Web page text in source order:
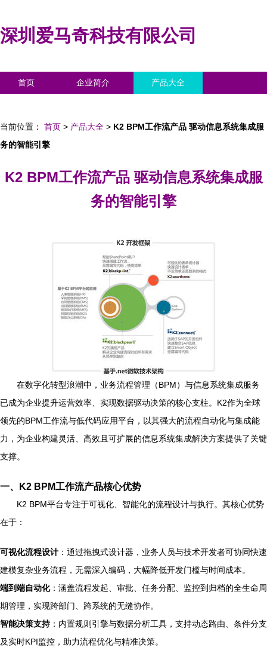
深圳爱马奇科技有限公司
首页 企业简介 产品大全
当前位置： 首页 > 产品大全 > K2 BPM工作流产品 驱动信息系统集成服
务的智能引擎
K2 BPM工作流产品 驱动信息系统集成服
务的智能引擎
在数字化转型浪潮中，业务流程管理（BPM）与信息系统集成服务
已成为企业提升运营效率、实现数据驱动决策的核心支柱。K2作为全球
领先的BPM工作流与低代码应用平台，以其强大的流程自动化与集成能
力，为企业构建灵活、高效且可扩展的信息系统集成解决方案提供了关键
支撑。
一、K2 BPM工作流产品核心优势
K2 BPM平台专注于可视化、智能化的流程设计与执行。其核心优势
在于：
可视化流程设计 ：通过拖拽式设计器，业务人员与技术开发者可协同快速
建模复杂业务流程，无需深入编码，大幅降低开发门槛与时间成本。
端到端自动化：涵盖流程发起、审批、任务分配、监控到归档的全生命周
期管理，实现跨部门、跨系统的无缝协作。
智能决策支持：内置规则引擎与数据分析工具，支持动态路由、条件分支
及实时KPI监控，助力流程优化与精准决策。